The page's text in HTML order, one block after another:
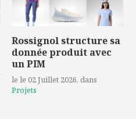
Rossignol structure sa
donnée produit avec
un PIM
le le 02 Juillet 2026, dans
Projets